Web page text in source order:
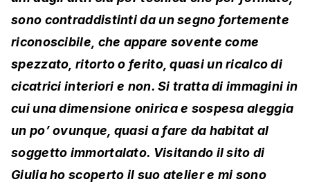
sono contraddistinti da un segno fortemente
riconoscibile, che appare sovente come
spezzato, ritorto o ferito, quasi un ricalco di
cicatrici interiori e non. Si tratta di immagini in
cui una dimensione onirica e sospesa aleggia
un po’ ovunque, quasi a fare da habitat al
soggetto immortalato. Visitando il sito di
Giulia ho scoperto il suo atelier e mi sono